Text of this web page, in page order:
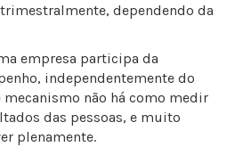
dependendo da
empresa participa da
independentemente do
não há como medir
das pessoas, e muito
plenamente.